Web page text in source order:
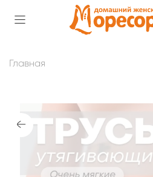
Главная